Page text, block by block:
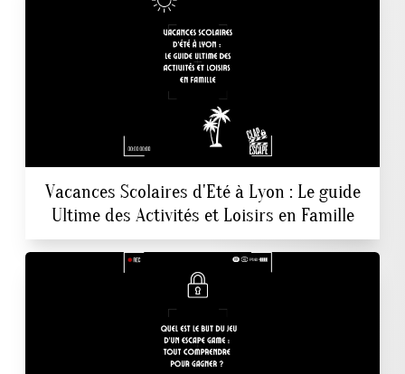
Vacances Scolaires d'Eté à Lyon : Le guide
Ultime des Activités et Loisirs en Famille